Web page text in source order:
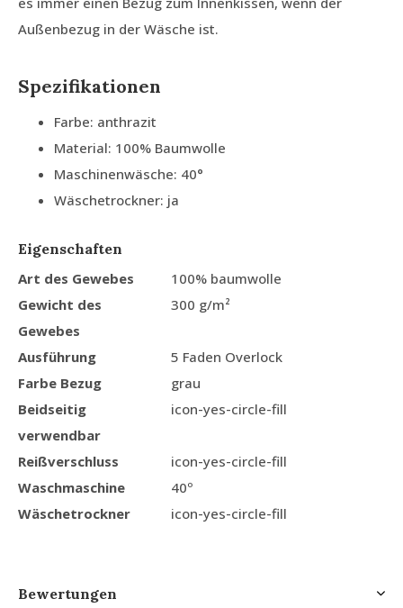
Außenbezug in der Wäsche ist.
Spezifikationen
Farbe: anthrazit
Material: 100% Baumwolle
Maschinenwäsche: 40°
Wäschetrockner: ja
Eigenschaften
Art des Gewebes
100% baumwolle
Gewicht des
Gewebes
300 g/m²
Ausführung
5 Faden Overlock
Farbe Bezug
grau
Beidseitig
verwendbar
icon-yes-circle-fill
Reißverschluss
icon-yes-circle-fill
Waschmaschine
40º
Wäschetrockner
icon-yes-circle-fill
Bewertungen